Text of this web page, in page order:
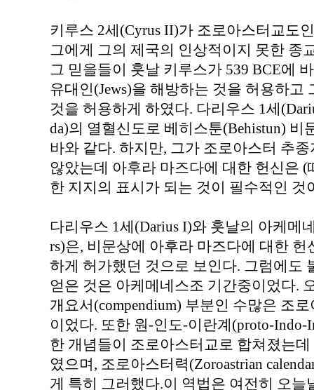
키루스 2세(Cyrus II)가 조로아스터교도
그에게 그의 제국의 인상적이지 못한 종
그 믿을들이 훗날 키루스가 539 BCE에
유대인(Jews)을 해방하는 것을 허용하고
것을 허용하게 하였다. 다리우스 1세
da)의 열혈신도로 베히스툰(Behistun)
바와 같다. 하지만, 그가 조로아스터 추
않았는데 아후라 마즈다에 대한 헌신은
한 지지의 표시가 되는 것이 필수적인 것
다리우스 1세(Darius I)와 훗날의 아케메
rs)은, 비문상에 아후라 마즈다에 대한
하게 허가했던 것으로 보인다. 그럼에도
얻은 것은 아케메네스조 기간중이었다.
개요서(compendium) 부분인 수많은 조
이었다. 또한 원-인도-이란계(proto-
한 개념들이 조로아스터교로 합쳐졌는
였으며, 조로아스터력(Zoroastrian
게 특히 그러했다.이 역법은 여전히 오